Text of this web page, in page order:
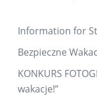
Information for
Bezpieczne
KONKURS
wakacje!”